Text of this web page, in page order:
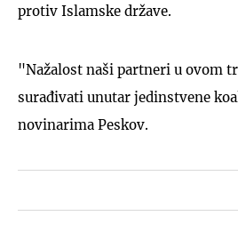
protiv Islamske države.
"Nažalost naši partneri u ovom
surađivati unutar jedinstvene
novinarima Peskov.